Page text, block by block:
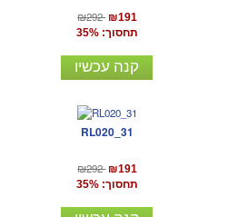
₪292 ₪191
תחסוך: 35%
קנה עכשיו
RL020_31
₪292 ₪191
תחסוך: 35%